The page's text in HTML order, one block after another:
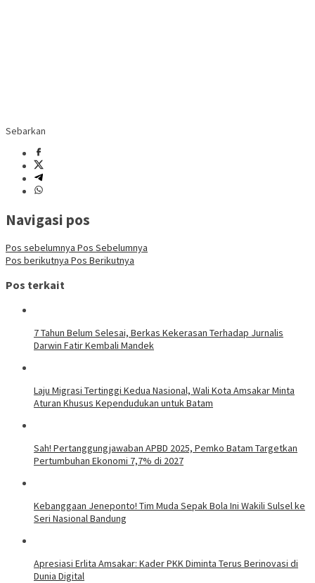
Sebarkan
Navigasi pos
Pos sebelumnya Pos Sebelumnya
Pos berikutnya Pos Berikutnya
Pos terkait
7 Tahun Belum Selesai, Berkas Kekerasan Terhadap Jurnalis
Darwin Fatir Kembali Mandek
Laju Migrasi Tertinggi Kedua Nasional, Wali Kota Amsakar Minta
Aturan Khusus Kependudukan untuk Batam
Sah! Pertanggungjawaban APBD 2025, Pemko Batam Targetkan
Pertumbuhan Ekonomi 7,7% di 2027
Kebanggaan Jeneponto! Tim Muda Sepak Bola Ini Wakili Sulsel ke
Seri Nasional Bandung
Apresiasi Erlita Amsakar: Kader PKK Diminta Terus Berinovasi di
Dunia Digital